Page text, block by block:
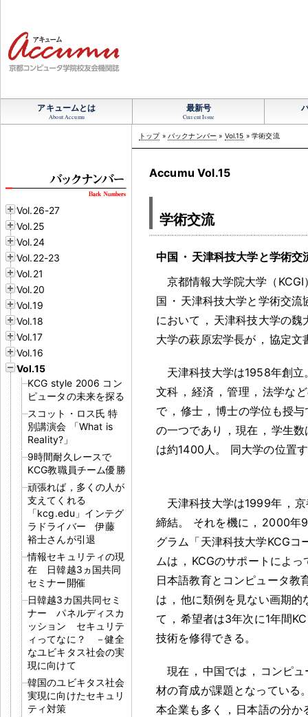
アキュームとは
About Accumu
最新号
Current Issue
Vol.26-27
Vol.25
Vol.24
Vol.22-23
Vol.21
Vol.20
Vol.19
Vol.18
Vol.17
Vol.16
Vol.15
KCG style 2006 コン
ピュータの未来を探る
スコット・ロス氏 特
別講演会 「What is
Reality?」
9時間耐久レースで
KCG教職員チーム優勝
頑張れば，多くの人が
支えてくれる
「kcg.edu」インテグ
ラドライバー 伊藤
裕士さんが引退
情報セキュリティの現
在 日韓越3ヵ国共同
セミナー開催
日韓越3カ国共同セミ
ナー パネルディスカ
ッション セキュリテ
ィってなに？ －健全
なユビキタス社会の実
現に向けて
韓国のユビキタス社会
実現に向けたセキュリ
ティ対策
トップ» バックナンバー » Vol.15 » 学術交流
Accumu Vol.15
学術交流
中国 ・ 天津科技大学と学術交
京都情報大学院大学（
国 ・ 天津科技大学と学術交流
において ， 天津科技大学の魏
大学の萩原宏学長が ， 協定文
天津科技大学は1958年創立
文科 ， 経済 ， 管理 ， 法学な
で ， 修士 ， 博士の学位も授与
の一つであり
， 現在 ， 学生
は約1400人 。 同大学の位置
天津科技大学は1999年 ，
締結。 それを機に ， 2000年
グラム「天津科技大学KCGコ
ムは ， KCGのサポートによっ
日本語教育とコンピュータ教
は ， 他に類例を見ない画期的
て ， 希望者は3年次に1年間
技術を修得できる 。
現在 ， 中国では ， コンピ
材の育成が課題となっている
本企業も多く
， 日本語の分か